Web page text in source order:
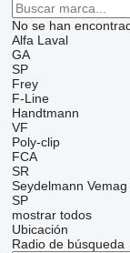
No se han
Alfa Laval
GA
SP
Frey
F-Line
Handtmann
VF
Poly-clip
FCA
SR
Seydelmann Vemag
SP
mostrar todos
Ubicación
Radio de búsqueda